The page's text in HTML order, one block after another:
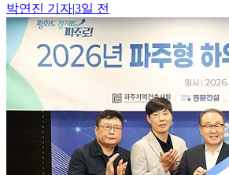
박연진 기자|3일 전